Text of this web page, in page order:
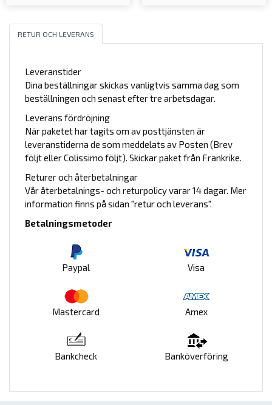
RETUR OCH LEVERANS
Leveranstider
Dina beställningar skickas vanligtvis samma dag som
beställningen och senast efter tre arbetsdagar.
Leverans fördröjning
När paketet har tagits om av posttjänsten är
leveranstiderna de som meddelats av Posten (Brev
följt eller Colissimo följt). Skickar paket från Frankrike.
Returer och återbetalningar
Vår återbetalnings- och returpolicy varar 14 dagar. Mer
information finns på sidan "retur och leverans".
Betalningsmetoder
Paypal Visa
Mastercard Amex
Bankcheck Banköverföring